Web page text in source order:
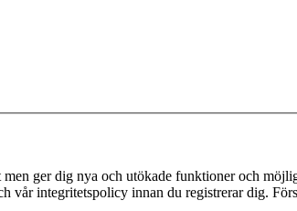
ger dig nya och utökade funktioner och
vår integritetspolicy innan du registrerar dig.